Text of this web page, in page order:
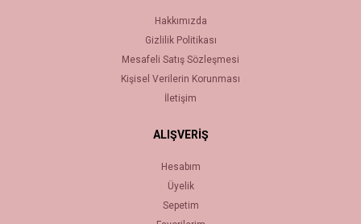
Hakkımızda
Gizlilik Politikası
Mesafeli Satış Sözleşmesi
Kişisel Verilerin Korunması
İletişim
ALIŞVERİŞ
Hesabım
Üyelik
Sepetim